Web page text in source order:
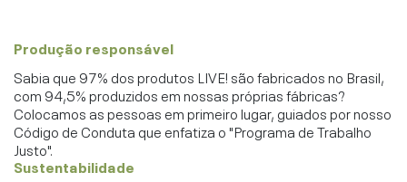
Produção responsável
Sabia que 97% dos produtos LIVE! são fabricados no Brasil,
com 94,5% produzidos em nossas próprias fábricas?
Colocamos as pessoas em primeiro lugar, guiados por nosso
Código de Conduta que enfatiza o "Programa de Trabalho
Justo".
Sustentabilidade